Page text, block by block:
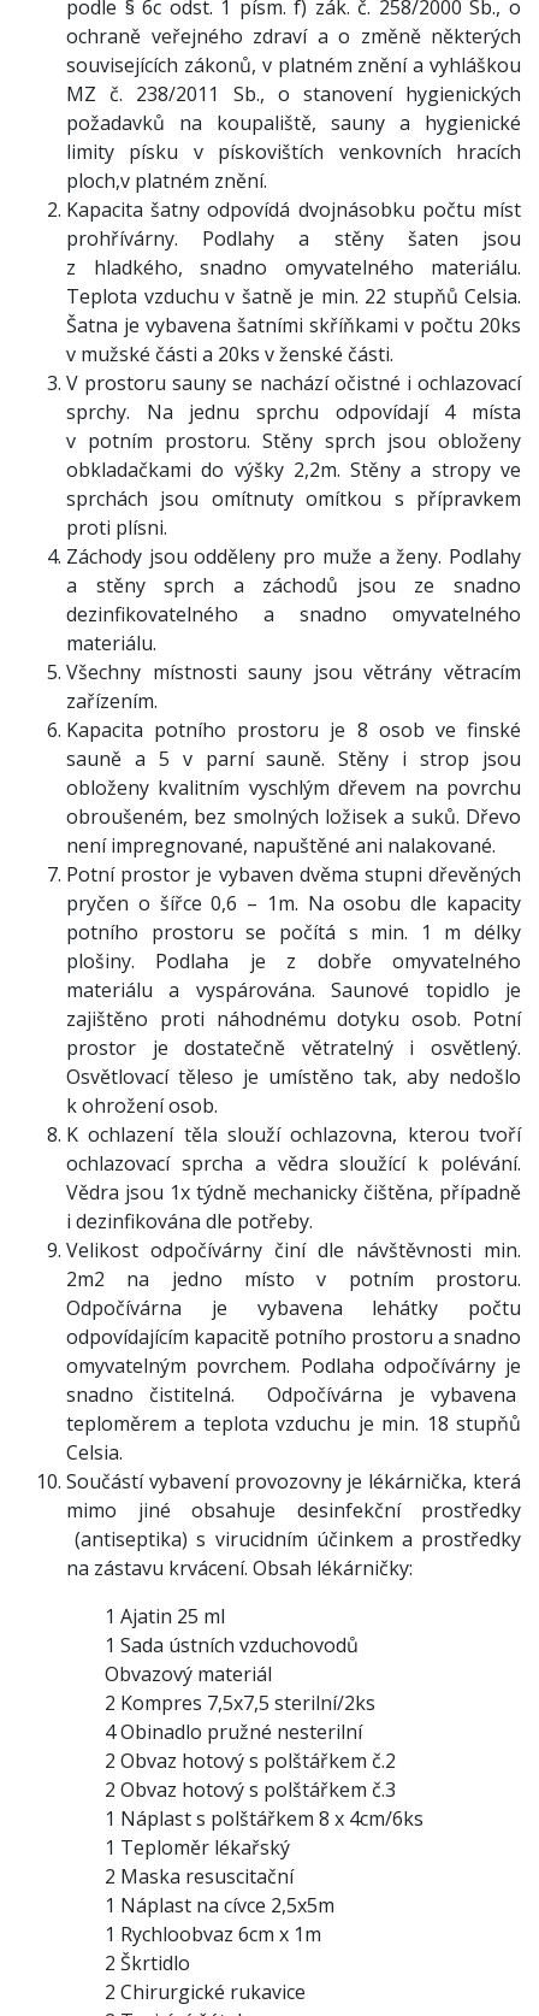
podle § 6c odst. 1 písm. f) zák. č. 258/2000 Sb., o
ochraně veřejného zdraví a o změně některých
souvisejících zákonů, v platném znění a vyhláškou
MZ č. 238/2011 Sb., o stanovení hygienických
požadavků na koupaliště, sauny a hygienické
limity písku v pískovištích venkovních hracích
ploch,v platném znění.
Kapacita šatny odpovídá dvojnásobku počtu míst
prohřívárny. Podlahy a stěny šaten jsou
z hladkého, snadno omyvatelného materiálu.
Teplota vzduchu v šatně je min. 22 stupňů Celsia.
Šatna je vybavena šatními skříňkami v počtu 20ks
v mužské části a 20ks v ženské části.
V prostoru sauny se nachází očistné i ochlazovací
sprchy. Na jednu sprchu odpovídají 4 místa
v potním prostoru. Stěny sprch jsou obloženy
obkladačkami do výšky 2,2m. Stěny a stropy ve
sprchách jsou omítnuty omítkou s přípravkem
proti plísni.
Záchody jsou odděleny pro muže a ženy. Podlahy
a stěny sprch a záchodů jsou ze snadno
dezinfikovatelného a snadno omyvatelného
materiálu.
Všechny místnosti sauny jsou větrány větracím
zařízením.
Kapacita potního prostoru je 8 osob ve finské
sauně a 5 v parní sauně. Stěny i strop jsou
obloženy kvalitním vyschlým dřevem na povrchu
obroušeném, bez smolných ložisek a suků. Dřevo
není impregnované, napuštěné ani nalakované.
Potní prostor je vybaven dvěma stupni dřevěných
pryčen o šířce 0,6 – 1m. Na osobu dle kapacity
potního prostoru se počítá s min. 1 m délky
plošiny. Podlaha je z dobře omyvatelného
materiálu a vyspárována. Saunové topidlo je
zajištěno proti náhodnému dotyku osob. Potní
prostor je dostatečně větratelný i osvětlený.
Osvětlovací těleso je umístěno tak, aby nedošlo
k ohrožení osob.
K ochlazení těla slouží ochlazovna, kterou tvoří
ochlazovací sprcha a vědra sloužící k polévání.
Vědra jsou 1x týdně mechanicky čištěna, případně
i dezinfikována dle potřeby.
Velikost odpočívárny činí dle návštěvnosti min.
2m2 na jedno místo v potním prostoru.
Odpočívárna je vybavena lehátky počtu
odpovídajícím kapacitě potního prostoru a snadno
omyvatelným povrchem. Podlaha odpočívárny je
snadno čistitelná. Odpočívárna je vybavena
teploměrem a teplota vzduchu je min. 18 stupňů
Celsia.
Součástí vybavení provozovny je lékárnička, která
mimo jiné obsahuje desinfekční prostředky
(antiseptika) s virucidním účinkem a prostředky
na zástavu krvácení. Obsah lékárničky:
1 Ajatin 25 ml
1 Sada ústních vzduchovodů
Obvazový materiál
2 Kompres 7,5x7,5 sterilní/2ks
4 Obinadlo pružné nesterilní
2 Obvaz hotový s polštářkem č.2
2 Obvaz hotový s polštářkem č.3
1 Náplast s polštářkem 8 x 4cm/6ks
1 Teploměr lékařský
2 Maska resuscitační
1 Náplast na cívce 2,5x5m
1 Rychloobvaz 6cm x 1m
2 Škrtidlo
2 Chirurgické rukavice